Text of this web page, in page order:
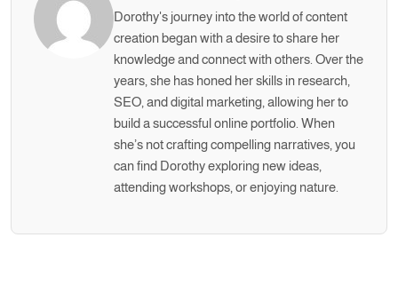
Dorothy's journey into the world of content
creation began with a desire to share her
knowledge and connect with others. Over the
years, she has honed her skills in research,
SEO, and digital marketing, allowing her to
build a successful online portfolio. When
she’s not crafting compelling narratives, you
can find Dorothy exploring new ideas,
attending workshops, or enjoying nature.